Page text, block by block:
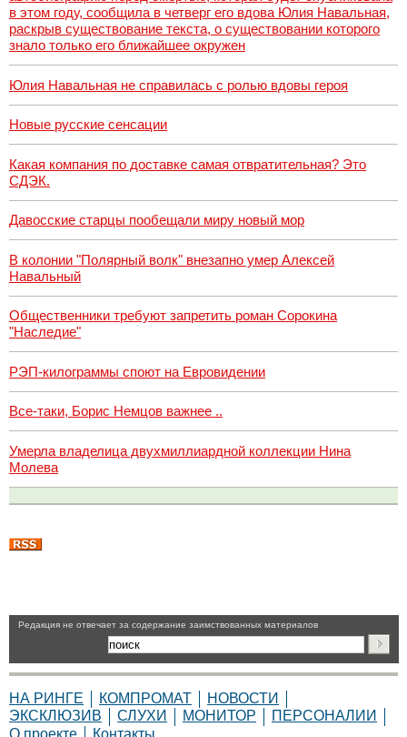
в этом году, сообщила в четверг его вдова Юлия Навальная,
раскрыв существование текста, о существовании которого
знало только его ближайшее окружен
Юлия Навальная не справилась с ролью вдовы героя
Новые русские сенсации
Какая компания по доставке самая отвратительная? Это
СДЭК.
Давосские старцы пообещали миру новый мор
В колонии "Полярный волк" внезапно умер Алексей
Навальный
Общественники требуют запретить роман Сорокина
"Наследие"
РЭП-килограммы споют на Евровидении
Все-таки, Борис Немцов важнее ..
Умерла владелица двухмиллиардной коллекции Нина
Молева
Pедакция не отвечает за содержание заимствованных материалов
НА РИНГЕ КОМПРОМАТ
НОВОСТИ
ЭКСКЛЮЗИВ
СЛУХИ МОНИТОР
ПЕРСОНАЛИИ
О проекте
Контакты